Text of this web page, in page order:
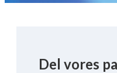
Del vores